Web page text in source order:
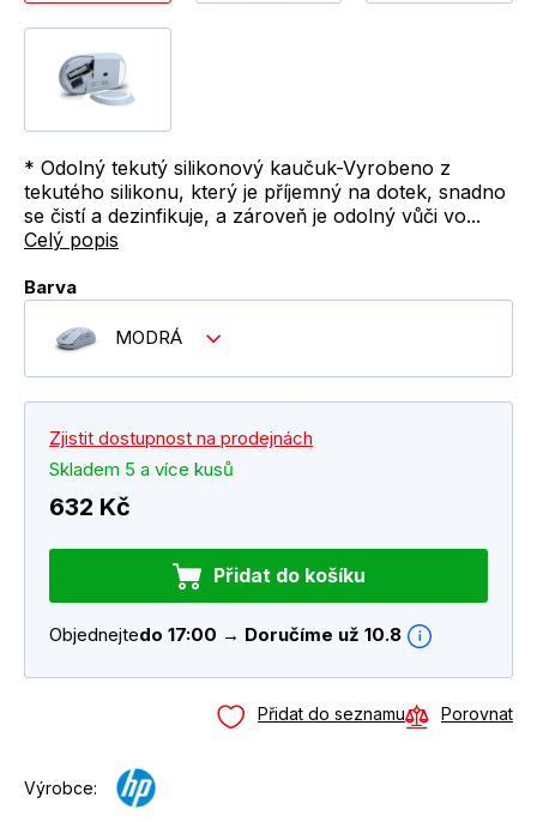
* Odolný tekutý silikonový kaučuk-Vyrobeno z
tekutého silikonu, který je příjemný na dotek, snadno
se čistí a dezinfikuje, a zároveň je odolný vůči vo...
Celý popis
Barva
MODRÁ
Zjistit dostupnost na prodejnách
Skladem 5 a více kusů
632 Kč
Přidat do košíku
Objednejtedo 17:00 → Doručíme už 10.8
Přidat do seznamu Porovnat
Výrobce: